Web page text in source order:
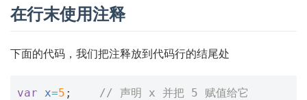
在行末使用注释
下面的代码，我们把注释放到代码行的结尾处
var x=5 ;
// 声明 x 并把 5 赋值给它